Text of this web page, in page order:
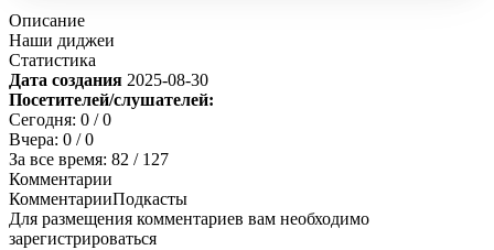
Описание
Наши диджеи
Статистика
Дата создания 2025-08-30
Посетителей/слушателей:
Сегодня: 0 / 0
Вчера: 0 / 0
За все время: 82 / 127
Комментарии
КомментарииПодкасты
Для размещения комментариев вам необходимо
зарегистрироваться